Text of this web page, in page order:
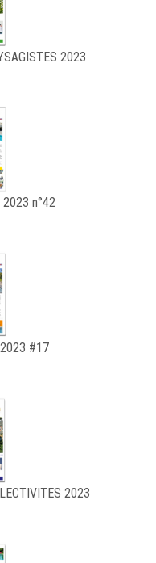
2023
2023 n°42
#17
2023